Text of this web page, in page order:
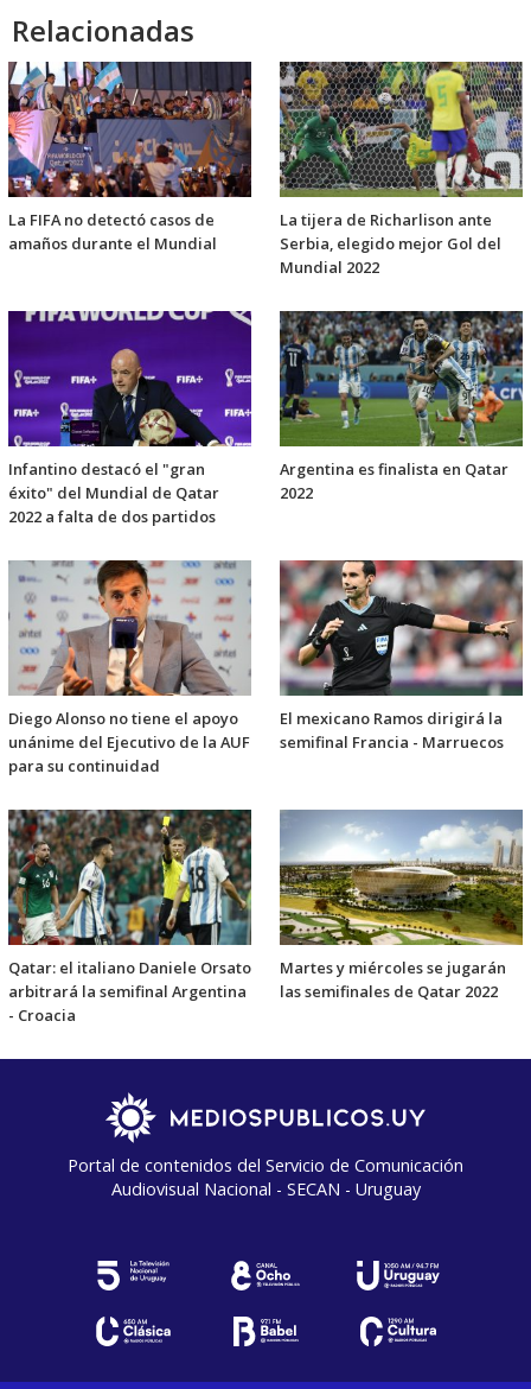
Relacionadas
La FIFA no detectó casos de
amaños durante el Mundial
La tijera de Richarlison ante
Serbia, elegido mejor Gol del
Mundial 2022
Infantino destacó el "gran
éxito" del Mundial de Qatar
2022 a falta de dos partidos
Argentina es finalista en Qatar
2022
Diego Alonso no tiene el apoyo
unánime del Ejecutivo de la AUF
para su continuidad
El mexicano Ramos dirigirá la
semifinal Francia - Marruecos
Qatar: el italiano Daniele Orsato
arbitrará la semifinal Argentina
- Croacia
Martes y miércoles se jugarán
las semifinales de Qatar 2022
Portal de contenidos del Servicio de Comunicación
Audiovisual Nacional - SECAN - Uruguay